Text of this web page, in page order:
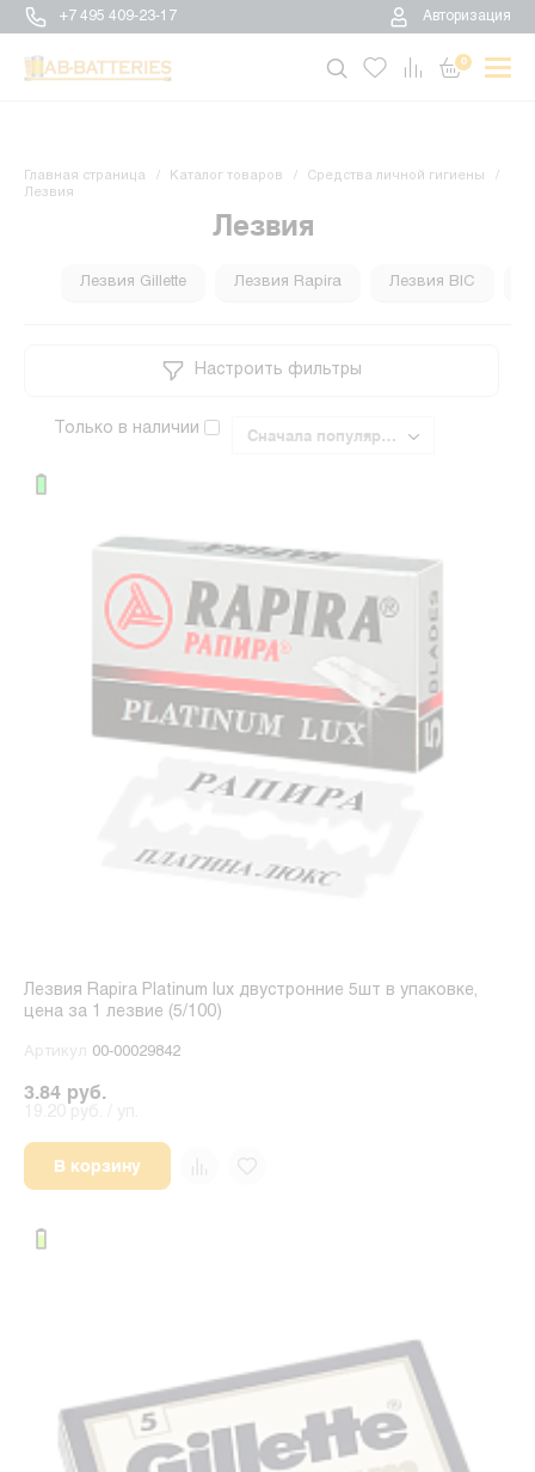
+7 495 409-23-17 Авторизация
0
Главная страница Каталог товаров
Средства личной гигиены
Лезвия
Лезвия
Лезвия Gillette Лезвия Rapira Лезвия BIC
Настроить фильтры
Только в наличии Сначала популярные
Лезвия Rapira Platinum lux двустронние 5шт в упаковке,
цена за 1 лезвие (5/100)
Артикул 00-00029842
3.84 руб.
В корзину